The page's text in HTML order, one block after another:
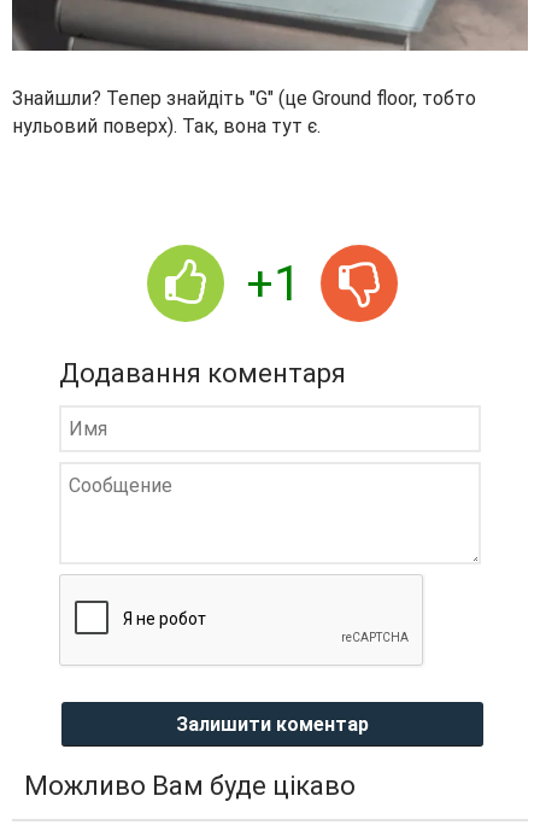
Знайшли? Тепер знайдіть "G" (це Ground floor, тобто
нульовий поверх). Так, вона тут є.
+1
Додавання коментаря
Залишити коментар
Можливо Вам буде цікаво